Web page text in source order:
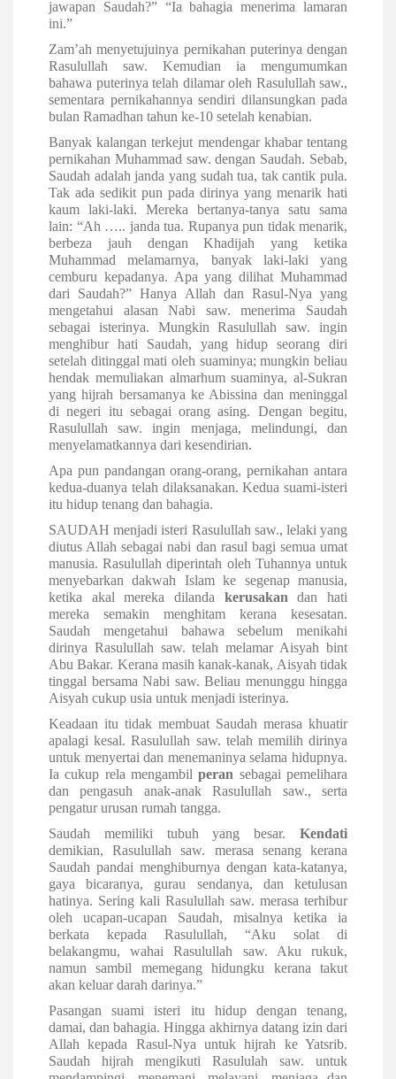
jawapan Saudah?” “Ia bahagia menerima lamaran
ini.”
Zam’ah menyetujuinya pernikahan puterinya dengan
Rasulullah saw. Kemudian ia mengumumkan
bahawa puterinya telah dilamar oleh Rasulullah saw.,
sementara pernikahannya sendiri dilansungkan pada
bulan Ramadhan tahun ke-10 setelah kenabian.
Banyak kalangan terkejut mendengar khabar tentang
pernikahan Muhammad saw. dengan Saudah. Sebab,
Saudah adalah janda yang sudah tua, tak cantik pula.
Tak ada sedikit pun pada dirinya yang menarik hati
kaum laki-laki. Mereka bertanya-tanya satu sama
lain: “Ah ….. janda tua. Rupanya pun tidak menarik,
berbeza jauh dengan Khadijah yang ketika
Muhammad melamarnya, banyak laki-laki yang
cemburu kepadanya. Apa yang dilihat Muhammad
dari Saudah?” Hanya Allah dan Rasul-Nya yang
mengetahui alasan Nabi saw. menerima Saudah
sebagai isterinya. Mungkin Rasulullah saw. ingin
menghibur hati Saudah, yang hidup seorang diri
setelah ditinggal mati oleh suaminya; mungkin beliau
hendak memuliakan almarhum suaminya, al-Sukran
yang hijrah bersamanya ke Abissina dan meninggal
di negeri itu sebagai orang asing. Dengan begitu,
Rasulullah saw. ingin menjaga, melindungi, dan
menyelamatkannya dari kesendirian.
Apa pun pandangan orang-orang, pernikahan antara
kedua-duanya telah dilaksanakan. Kedua suami-isteri
itu hidup tenang dan bahagia.
SAUDAH menjadi isteri Rasulullah saw., lelaki yang
diutus Allah sebagai nabi dan rasul bagi semua umat
manusia. Rasulullah diperintah oleh Tuhannya untuk
menyebarkan dakwah Islam ke segenap manusia,
ketika akal mereka dilanda kerusakan dan hati
mereka semakin menghitam kerana kesesatan.
Saudah mengetahui bahawa sebelum menikahi
dirinya Rasulullah saw. telah melamar Aisyah bint
Abu Bakar. Kerana masih kanak-kanak, Aisyah tidak
tinggal bersama Nabi saw. Beliau menunggu hingga
Aisyah cukup usia untuk menjadi isterinya.
Keadaan itu tidak membuat Saudah merasa khuatir
apalagi kesal. Rasulullah saw. telah memilih dirinya
untuk menyertai dan menemaninya selama hidupnya.
Ia cukup rela mengambilperan sebagai pemelihara
dan pengasuh anak-anak Rasulullah saw., serta
pengatur urusan rumah tangga.
Saudah memiliki tubuh yang besar. Kendati
demikian, Rasulullah saw. merasa senang kerana
Saudah pandai menghiburnya dengan kata-katanya,
gaya bicaranya, gurau sendanya, dan ketulusan
hatinya. Sering kali Rasulullah saw. merasa terhibur
oleh ucapan-ucapan Saudah, misalnya ketika ia
berkata kepada Rasulullah, “Aku solat di
belakangmu, wahai Rasulullah saw. Aku rukuk,
namun sambil memegang hidungku kerana takut
akan keluar darah darinya.”
Pasangan suami isteri itu hidup dengan tenang,
damai, dan bahagia. Hingga akhirnya datang izin dari
Allah kepada Rasul-Nya untuk hijrah ke Yatsrib.
Saudah hijrah mengikuti Rasululah saw. untuk